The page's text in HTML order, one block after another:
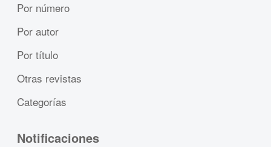
Por número
Por autor
Por título
Otras revistas
Categorías
Notificaciones